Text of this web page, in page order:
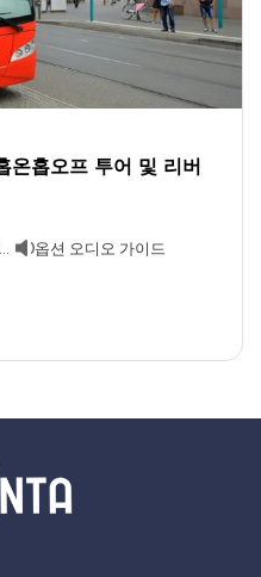
온홉오프 투어 및 리버
옵션 오디오 가이드